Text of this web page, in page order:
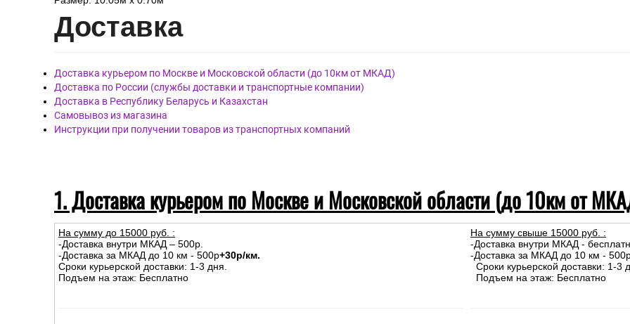
Доставка
Доставка курьером по Москве и Московской области (до 10км от МКАД)
Доставка по России (службы доставки и транспортные компании)
Доставка в Республику Беларусь и Казахстан
Самовывоз из магазина
Инструкции при получении товаров из транспортных компаний
1. Доставка курьером по Москве и Московской области (до 10км от
На сумму до 15000 руб. :
-Доставка внутри МКАД – 500р.
-Доставка за МКАД до 10 км - 500р+30р/км.
Сроки курьерской доставки: 1-3 дня.
Подъем на этаж: Бесплатно
На сумму свыше 15000 руб. :
-Доставка внутри МКАД -
-Доставка за МКАД до 10 км -
Сроки курьерской доставки: 1-3
Подъем на этаж: Бесплатно